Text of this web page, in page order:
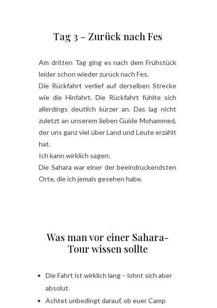
Tag 3 – Zurück nach Fes
Am dritten Tag ging es nach dem Frühstück
leider schon wieder zurück nach Fes.
Die Rückfahrt verlief auf derselben Strecke
wie die Hinfahrt. Die Rückfahrt fühlte sich
allerdings deutlich kürzer an. Das lag nicht
zuletzt an unserem lieben Guide Mohammed,
der uns ganz viel über Land und Leute erzählt
hat.
Ich kann wirklich sagen:
Die Sahara war einer der beeindruckendsten
Orte, die ich jemals gesehen habe.
Was man vor einer Sahara-
Tour wissen sollte
Die Fahrt ist wirklich lang – lohnt sich aber
absolut.
Achtet unbedingt darauf, ob euer Camp